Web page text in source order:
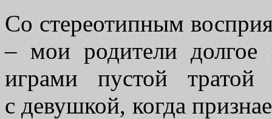
Со стереотипным
– мои родители долгое
играми пустой
с девушкой, когда